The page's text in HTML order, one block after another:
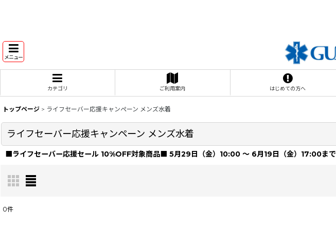
メニュー
カテゴリ ご利用案内 はじめての方へ
トップページ > ライフセーバー応援キャンペーン メンズ水着
ライフセーバー応援キャンペーン メンズ水着
■ライフセーバー応援セール 10%OFF対象商品■ 5月29日（金）10:00 〜 6月19日（金）17:00まで
0件